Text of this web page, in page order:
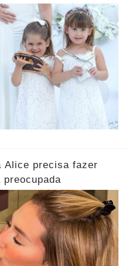
Alice precisa fazer